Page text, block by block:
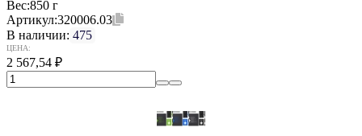
Вес:850 г
Артикул:320006.03
В наличии: 475
ЦЕНА:
2 567,54 ₽